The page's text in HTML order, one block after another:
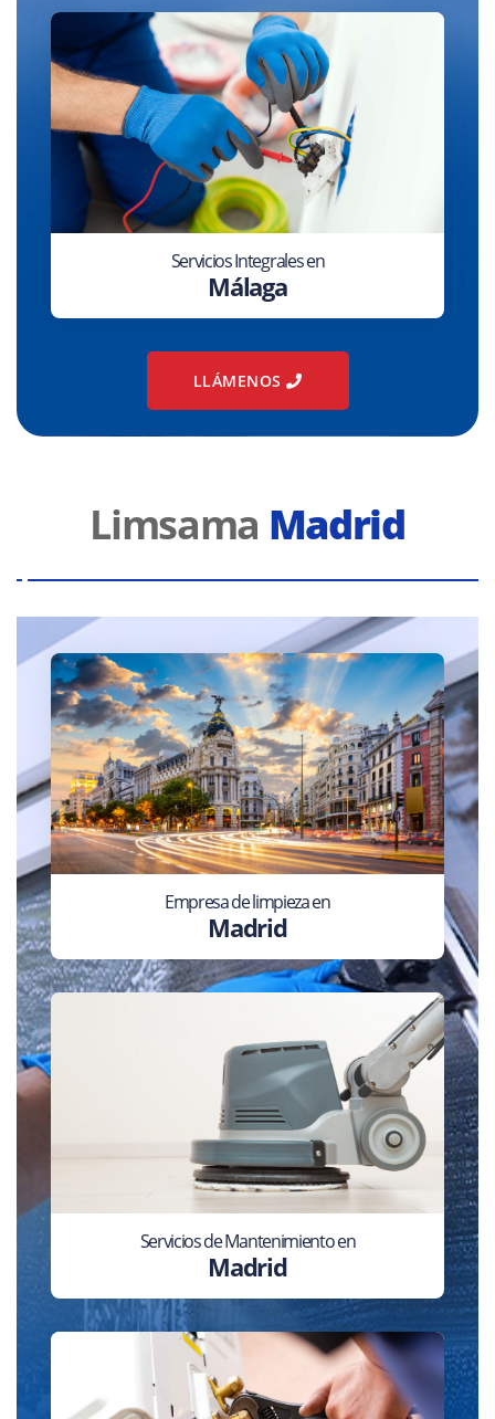
Servicios Integrales en
Málaga
LLÁMENOS
Limsama Madrid
Empresa de limpieza en
Madrid
Servicios de Mantenimiento en
Madrid